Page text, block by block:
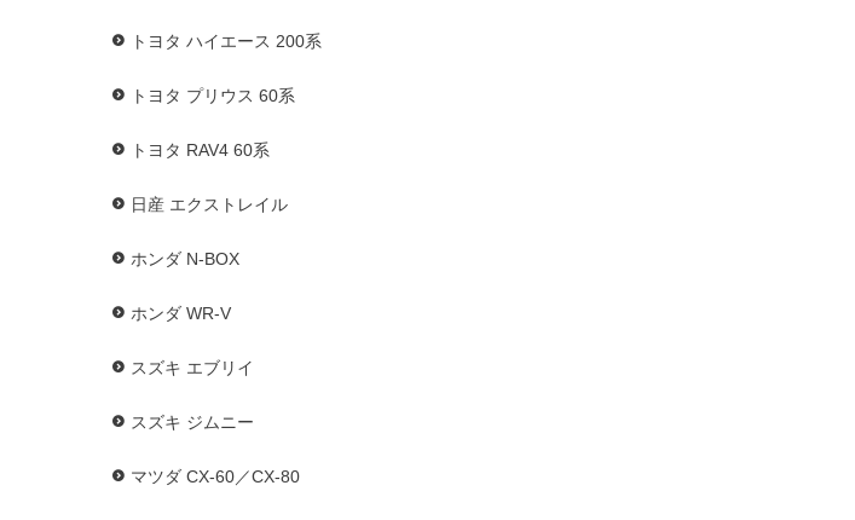
トヨタ ハイエース 200系
トヨタ プリウス 60系
トヨタ RAV4 60系
日産 エクストレイル
ホンダ N-BOX
ホンダ WR-V
スズキ エブリイ
スズキ ジムニー
マツダ CX-60／CX-80